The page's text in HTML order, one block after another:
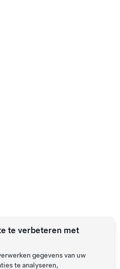
te verbeteren met
gegevens van uw
te analyseren,